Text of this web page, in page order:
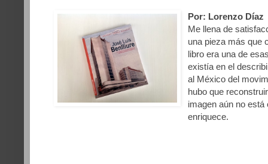
Por: Lorenzo
Me llena de
una pieza más que
libro era una de
existía en el
al México del
hubo que
imagen aún no
enriquece.